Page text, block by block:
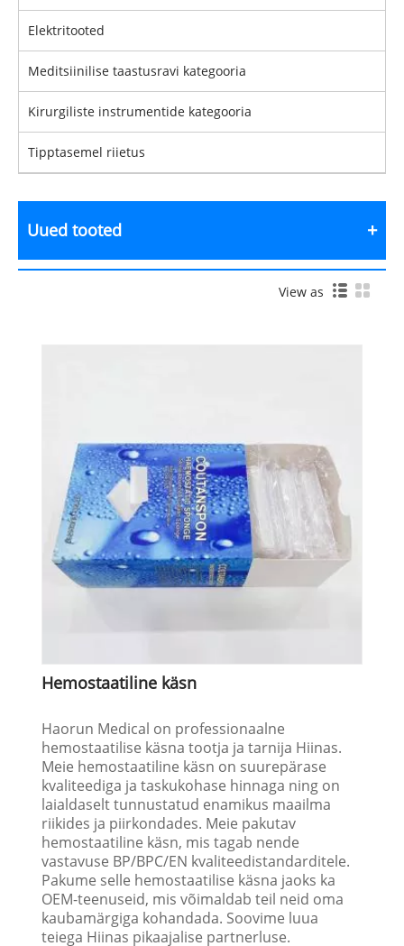
Elektritooted
Meditsiinilise taastusravi kategooria
Kirurgiliste instrumentide kategooria
Tipptasemel riietus
Uued tooted
View as
Hemostaatiline käsn
Haorun Medical on professionaalne
hemostaatilise käsna tootja ja tarnija Hiinas.
Meie hemostaatiline käsn on suurepärase
kvaliteediga ja taskukohase hinnaga ning on
laialdaselt tunnustatud enamikus maailma
riikides ja piirkondades. Meie pakutav
hemostaatiline käsn, mis tagab nende
vastavuse BP/BPC/EN kvaliteedistandarditele.
Pakume selle hemostaatilise käsna jaoks ka
OEM-teenuseid, mis võimaldab teil neid oma
kaubamärgiga kohandada. Soovime luua
teiega Hiinas pikaajalise partnerluse.